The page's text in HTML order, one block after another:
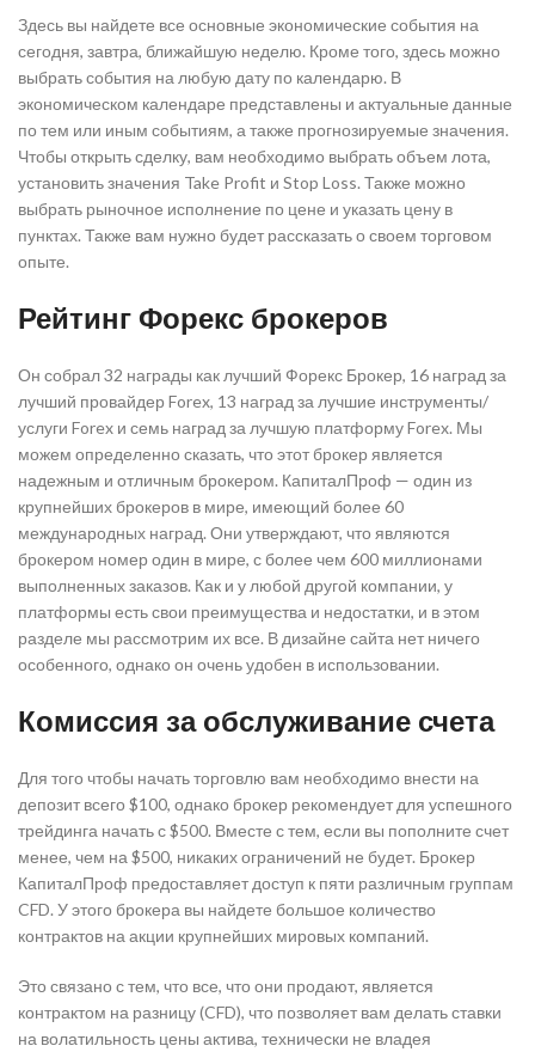
Здесь вы найдете все основные экономические события на
сегодня, завтра, ближайшую неделю. Кроме того, здесь можно
выбрать события на любую дату по календарю. В
экономическом календаре представлены и актуальные данные
по тем или иным событиям, а также прогнозируемые значения.
Чтобы открыть сделку, вам необходимо выбрать объем лота,
установить значения Take Profit и Stop Loss. Также можно
выбрать рыночное исполнение по цене и указать цену в
пунктах. Также вам нужно будет рассказать о своем торговом
опыте.
Рейтинг Форекс брокеров
Он собрал 32 награды как лучший Форекс Брокер, 16 наград за
лучший провайдер Forex, 13 наград за лучшие инструменты/
услуги Forex и семь наград за лучшую платформу Forex. Мы
можем определенно сказать, что этот брокер является
надежным и отличным брокером. КапиталПроф — один из
крупнейших брокеров в мире, имеющий более 60
международных наград. Они утверждают, что являются
брокером номер один в мире, с более чем 600 миллионами
выполненных заказов. Как и у любой другой компании, у
платформы есть свои преимущества и недостатки, и в этом
разделе мы рассмотрим их все. В дизайне сайта нет ничего
особенного, однако он очень удобен в использовании.
Комиссия за обслуживание счета
Для того чтобы начать торговлю вам необходимо внести на
депозит всего $100, однако брокер рекомендует для успешного
трейдинга начать с $500. Вместе с тем, если вы пополните счет
менее, чем на $500, никаких ограничений не будет. Брокер
КапиталПроф предоставляет доступ к пяти различным группам
CFD. У этого брокера вы найдете большое количество
контрактов на акции крупнейших мировых компаний.
Это связано с тем, что все, что они продают, является
контрактом на разницу (CFD), что позволяет вам делать ставки
на волатильность цены актива, технически не владея